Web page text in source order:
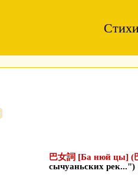
巴女詞 [Ба нюй цы] (
сычуаньских рек...")